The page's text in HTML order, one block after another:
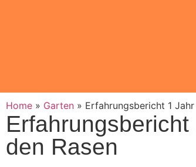
Home » Garten » Erfahrungsbericht 1
den Rasen